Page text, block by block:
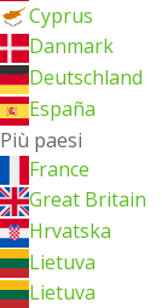
Cyprus
Danmark
Deutschland
España
Più paesi
France
Great Britain
Hrvatska
Lietuva
Lietuva